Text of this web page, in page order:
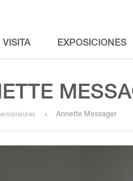
VISITA EXPOSICIONES
Annette Messager